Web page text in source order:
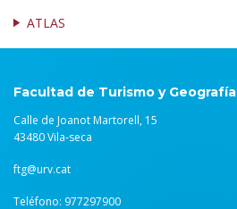
ATLAS
Facultad de Turismo y Geografía
Calle de Joanot Martorell, 15
43480 Vila-seca
ftg@urv.cat
Teléfono: 977297900